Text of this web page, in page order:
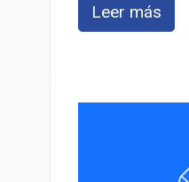
Leer más